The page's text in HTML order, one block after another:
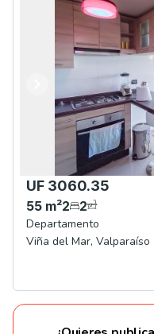
Anterior
Siguiente
UF 3060.35
55 m²2 2
Departamento
Viña del Mar, Valparaíso